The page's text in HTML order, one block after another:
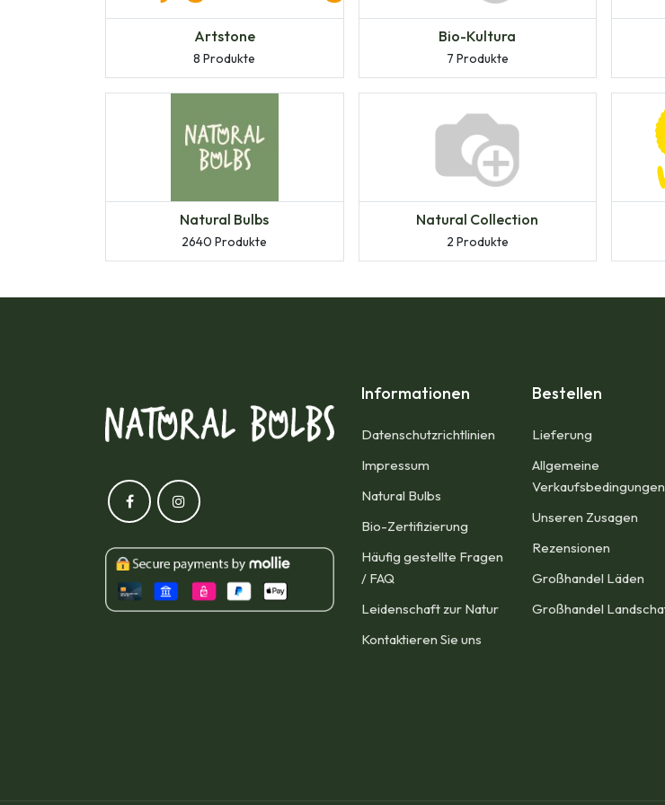
Artstone
8 Produkte
Bio-Kultura
7 Produkte
Natural Bulbs
2640 Produkte
Natural Collection
2 Produkte
Informationen
Datenschutzrichtlinien
Impressum​
Natural Bulbs
Bio-Zertifizierung
Häufig gestellte Fragen
/ FAQ
Leidenschaft zur Natur
Kontaktieren Sie uns
Bestellen
Lieferung
Allgemeine
Verkaufsbedingungen​
Unseren Zusagen
Rezensionen
Großhandel Läden
Großhandel